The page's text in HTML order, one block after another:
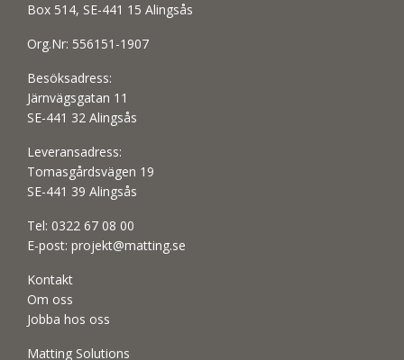
Box 514, SE-441 15 Alingsås
Org.Nr: 556151-1907
Besöksadress:
Järnvägsgatan 11
SE-441 32 Alingsås
Leveransadress:
Tomasgårdsvägen 19
SE-441 39 Alingsås
Tel: 0322 67 08 00
E-post: projekt@matting.se
Kontakt
Om oss
Jobba hos oss
Matting Solutions